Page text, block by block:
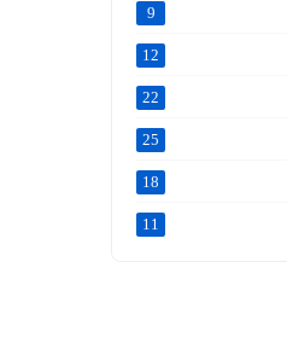
9
12
22
25
18
11